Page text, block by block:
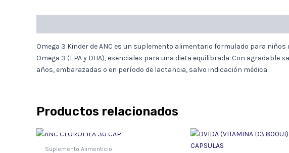
Omega 3 Kinder de ANC es un suplemento alimentario formulado para niños
Omega 3 (EPA y DHA), esenciales para una dieta equilibrada.Con agradable
años, embarazadas o en período de lactancia, salvo indicación médica.
Productos relacionados
Suplemento Alimenticio